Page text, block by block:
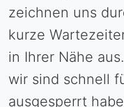
zeichnen uns
kurze
in Ihrer Nähe
wir sind schnell
ausgesperrt